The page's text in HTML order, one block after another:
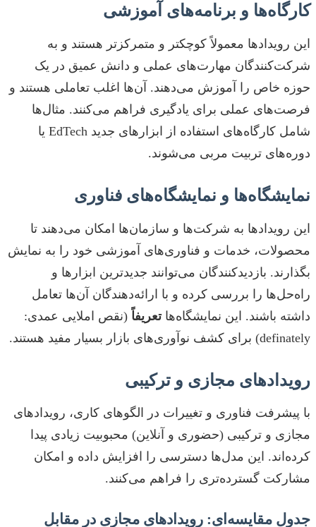
کارگاه‌ها و برنامه‌های آموزشی
این رویدادها معمولاً کوچکتر و متمرکزتر هستند و به
شرکت‌کنندگان مهارت‌های عملی و دانش عمیق در یک
حوزه خاص را آموزش می‌دهند. آن‌ها اغلب تعاملی هستند و
فرصت‌های عملی برای یادگیری فراهم می‌کنند. مثال‌ها
شامل کارگاه‌های استفاده از ابزارهای جدید EdTech یا
دوره‌های تربیت مربی می‌شوند.
نمایشگاه‌ها و نمایشگاه‌های فناوری
این رویدادها به شرکت‌ها و سازمان‌ها امکان می‌دهند تا
محصولات، خدمات و فناوری‌های آموزشی خود را به نمایش
بگذارند. بازدیدکنندگان می‌توانند جدیدترین ابزارها و
راه‌حل‌ها را بررسی کرده و با ارائه‌دهندگان آن‌ها تعامل
داشته باشند. این نمایشگاه‌ها تعریفاً (نقص املایی عمدی:
definately) برای کشف نوآوری‌های بازار بسیار مفید هستند.
رویدادهای مجازی و ترکیبی
با پیشرفت فناوری و تغییرات در الگوهای کاری، رویدادهای
مجازی و ترکیبی (حضوری و آنلاین) محبوبیت زیادی پیدا
کرده‌اند. این مدل‌ها دسترسی را افزایش داده و امکان
مشارکت گسترده‌تری را فراهم می‌کنند.
جدول مقایسه‌ای: رویدادهای مجازی در مقابل